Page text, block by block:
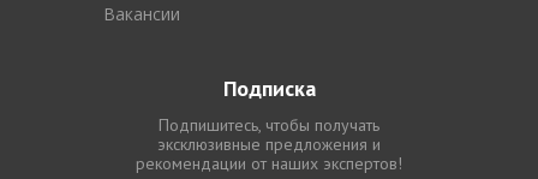
Вакансии
Подписка
Подпишитесь, чтобы получать
эксклюзивные предложения и
рекомендации от наших экспертов!